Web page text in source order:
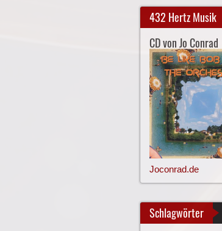
432 Hertz Musik
CD von Jo Conrad
Joconrad.de
Schlagwörter